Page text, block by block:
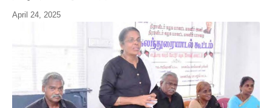
April 24, 2025